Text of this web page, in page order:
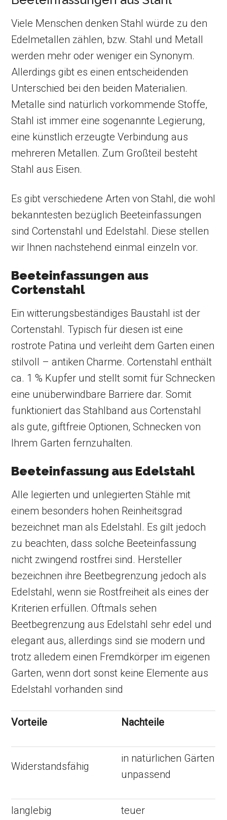
Viele Menschen denken Stahl würde zu den
Edelmetallen zählen, bzw. Stahl und Metall
werden mehr oder weniger ein Synonym.
Allerdings gibt es einen entscheidenden
Unterschied bei den beiden Materialien.
Metalle sind natürlich vorkommende Stoffe,
Stahl ist immer eine sogenannte Legierung,
eine künstlich erzeugte Verbindung aus
mehreren Metallen. Zum Großteil besteht
Stahl aus Eisen.
Es gibt verschiedene Arten von Stahl, die wohl
bekanntesten bezüglich Beeteinfassungen
sind Cortenstahl und Edelstahl. Diese stellen
wir Ihnen nachstehend einmal einzeln vor.
Beeteinfassungen aus
Cortenstahl
Ein witterungsbeständiges Baustahl ist der
Cortenstahl. Typisch für diesen ist eine
rostrote Patina und verleiht dem Garten einen
stilvoll – antiken Charme. Cortenstahl enthält
ca. 1 % Kupfer und stellt somit für Schnecken
eine unüberwindbare Barriere dar. Somit
funktioniert das Stahlband aus Cortenstahl
als gute, giftfreie Optionen, Schnecken von
Ihrem Garten fernzuhalten.
Beeteinfassung aus Edelstahl
Alle legierten und unlegierten Stähle mit
einem besonders hohen Reinheitsgrad
bezeichnet man als Edelstahl. Es gilt jedoch
zu beachten, dass solche Beeteinfassung
nicht zwingend rostfrei sind. Hersteller
bezeichnen ihre Beetbegrenzung jedoch als
Edelstahl, wenn sie Rostfreiheit als eines der
Kriterien erfüllen. Oftmals sehen
Beetbegrenzung aus Edelstahl sehr edel und
elegant aus, allerdings sind sie modern und
trotz alledem einen Fremdkörper im eigenen
Garten, wenn dort sonst keine Elemente aus
Edelstahl vorhanden sind
Vorteile Nachteile
Widerstandsfähig
in natürlichen Gärten
unpassend
langlebig teuer